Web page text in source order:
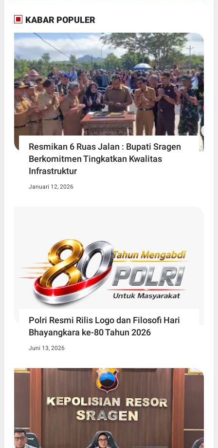
KABAR POPULER
Resmikan 6 Ruas Jalan : Bupati Sragen
Berkomitmen Tingkatkan Kwalitas
Infrastruktur
Januari 12, 2026
Polri Resmi Rilis Logo dan Filosofi Hari
Bhayangkara ke-80 Tahun 2026
Juni 13, 2026